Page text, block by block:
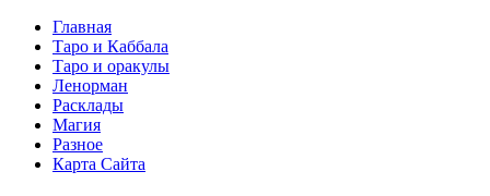
Главная
Таро и Каббала
Таро и оракулы
Ленорман
Расклады
Магия
Разное
Карта Сайта